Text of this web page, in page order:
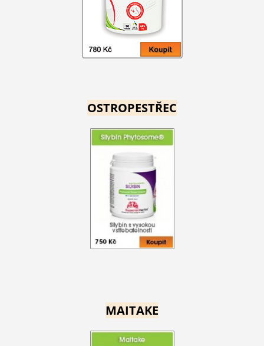
OSTROPESTŘEC
MAITAKE